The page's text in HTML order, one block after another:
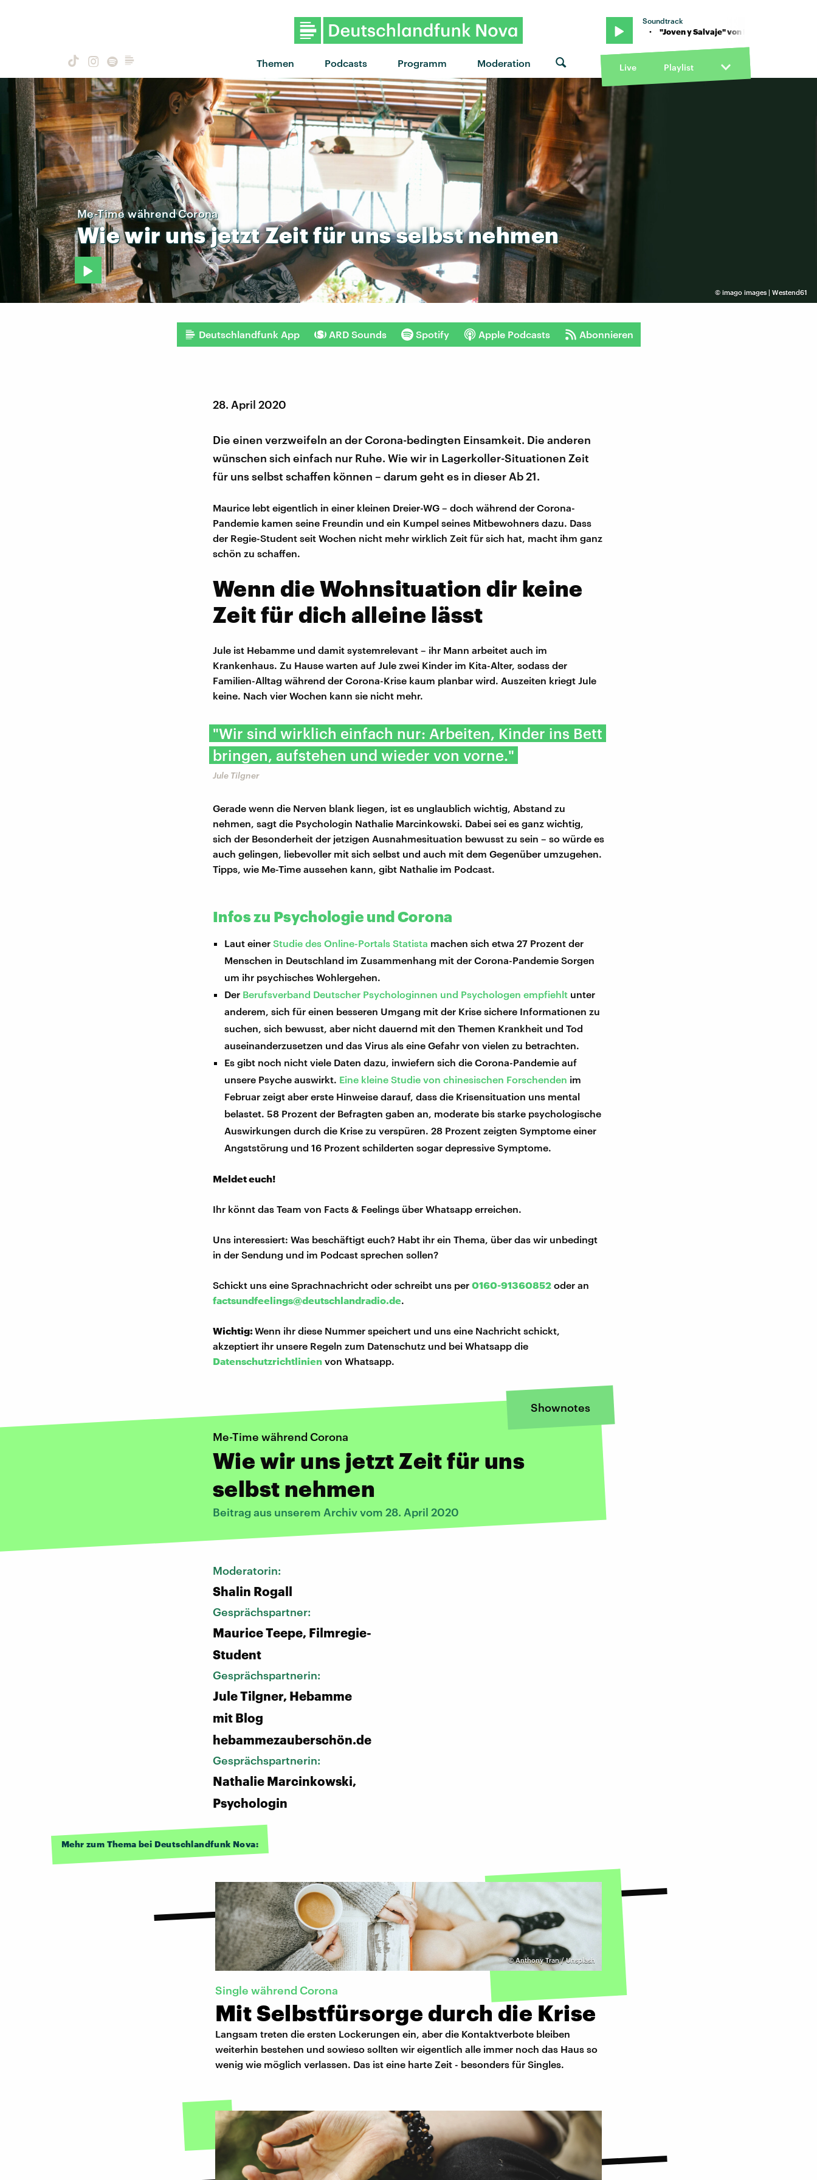
Themen Podcasts Programm Moderation
Soundtrack
"Joven y Salvaje" von Benny Blanco & BB Trickz · "Joven y Salvaje" von Benny Blanco & BB Trickz ·
Live Playlist
© imago images | Westend61
Me-Time während Corona
Wiewir unsjetztZeitfürunsselbstnehmen
Deutschlandfunk App ARD Sounds Spotify Apple Podcasts Abonnieren
28. April 2020
Die einen verzweifeln an der Corona-bedingten Einsamkeit. Die anderen
wünschen sich einfach nur Ruhe. Wie wir in Lagerkoller-Situationen Zeit
für uns selbst schaffen können – darum geht es in dieser Ab 21.
Maurice lebt eigentlich in einer kleinen Dreier-WG – doch während der Corona-
Pandemie kamen seine Freundin und ein Kumpel seines Mitbewohners dazu. Dass
der Regie-Student seit Wochen nicht mehr wirklich Zeit für sich hat, macht ihm ganz
schön zu schaffen.
Wenn die Wohnsituation dir keine
Zeit für dich alleine lässt
Jule ist Hebamme und damit systemrelevant – ihr Mann arbeitet auch im
Krankenhaus. Zu Hause warten auf Jule zwei Kinder im Kita-Alter, sodass der
Familien-Alltag während der Corona-Krise kaum planbar wird. Auszeiten kriegt Jule
keine. Nach vier Wochen kann sie nicht mehr.
"Wir sind wirklich einfach nur: Arbeiten, Kinder ins Bett
bringen, aufstehen und wieder von vorne."
Jule Tilgner
Gerade wenn die Nerven blank liegen, ist es unglaublich wichtig, Abstand zu
nehmen, sagt die Psychologin Nathalie Marcinkowski. Dabei sei es ganz wichtig,
sich der Besonderheit der jetzigen Ausnahmesituation bewusst zu sein – so würde es
auch gelingen, liebevoller mit sich selbst und auch mit dem Gegenüber umzugehen.
Tipps, wie Me-Time aussehen kann, gibt Nathalie im Podcast.
Infos zu Psychologie und Corona
Laut einerStudie des Online-Portals Statista machen sich etwa 27 Prozent der
Menschen in Deutschland im Zusammenhang mit der Corona-Pandemie Sorgen
um ihr psychisches Wohlergehen.
Der Berufsverband Deutscher Psychologinnen und Psychologen empfiehlt unter
anderem, sich für einen besseren Umgang mit der Krise sichere Informationen zu
suchen, sich bewusst, aber nicht dauernd mit den Themen Krankheit und Tod
auseinanderzusetzen und das Virus als eine Gefahr von vielen zu betrachten.
Es gibt noch nicht viele Daten dazu, inwiefern sich die Corona-Pandemie auf
unsere Psyche auswirkt. Eine kleine Studie von chinesischen Forschenden im
Februar zeigt aber erste Hinweise darauf, dass die Krisensituation uns mental
belastet. 58 Prozent der Befragten gaben an, moderate bis starke psychologische
Auswirkungen durch die Krise zu verspüren. 28 Prozent zeigten Symptome einer
Angststörung und 16 Prozent schilderten sogar depressive Symptome.
Meldet euch!
Ihr könnt das Team von Facts & Feelings über Whatsapp erreichen.
Uns interessiert: Was beschäftigt euch? Habt ihr ein Thema, über das wir unbedingt
in der Sendung und im Podcast sprechen sollen?
Schickt uns eine Sprachnachricht oder schreibt uns per 0160-91360852 oder an
factsundfeelings@deutschlandradio.de.
Wichtig:Wenn ihr diese Nummer speichert und uns eine Nachricht schickt,
akzeptiert ihr unsere Regeln zum Datenschutz und bei Whatsapp die
Datenschutzrichtlinien von Whatsapp.
Shownotes
Me-Time während Corona
Wie wir uns jetzt Zeit für uns
selbst nehmen
Beitrag aus unserem Archiv vom 28. April 2020
Moderatorin:
Shalin Rogall
Gesprächspartner:
Maurice Teepe, Filmregie-
Student
Gesprächspartnerin:
Jule Tilgner, Hebamme
mit Blog
hebammezauberschön.de
Gesprächspartnerin:
Nathalie Marcinkowski,
Psychologin
Mehr zum Thema bei Deutschlandfunk Nova:
©Anthony Tran / Unsplash
Single während Corona
Mit Selbstfürsorge durch die Krise
Langsam treten die ersten Lockerungen ein, aber die Kontaktverbote bleiben
weiterhin bestehen und sowieso sollten wir eigentlich alle immer noch das Haus so
wenig wie möglich verlassen. Das ist eine harte Zeit - besonders für Singles.